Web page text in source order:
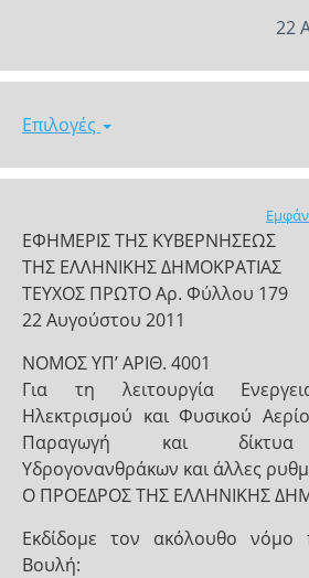
22
Επιλογές
ΕΦΗΜΕΡΙΣ ΤΗΣ ΚΥΒΕΡΝΗΣΕΩΣ
ΤΗΣ ΕΛΛΗΝΙΚΗΣ ΔΗΜΟΚΡΑΤΙΑΣ
ΤΕΥΧΟΣ ΠΡΩΤΟ Αρ. Φύλλου 179
22 Αυγούστου 2011
NOMOΣ ΥΠ’ ΑΡΙΘ. 4001
Για τη λειτουργία
Ηλεκτρισμού και Φυσικού
Παραγωγή και δίκτυα
Υδρογονανθράκων και άλλες
Ο ΠΡΟΕΔΡΟΣ ΤΗΣ ΕΛΛΗΝΙΚΗΣ
Εκδίδομε τον ακόλουθο
Βουλή: